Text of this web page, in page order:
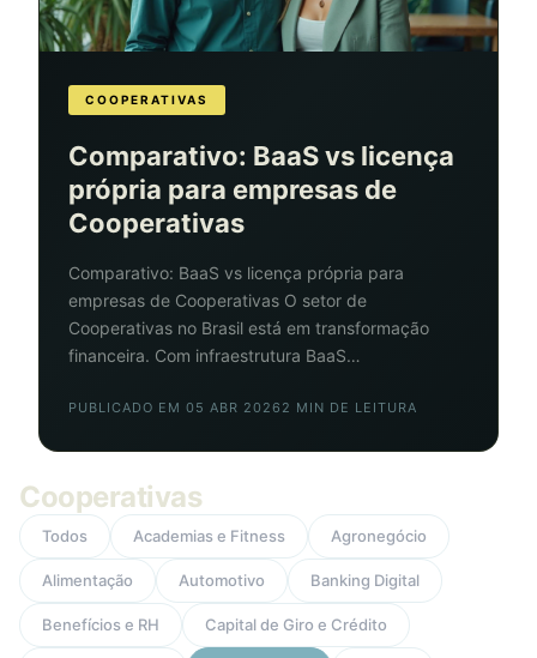
COOPERATIVAS
Comparativo: BaaS vs licença
própria para empresas de
Cooperativas
Comparativo: BaaS vs licença própria para
empresas de Cooperativas O setor de
Cooperativas no Brasil está em transformação
financeira. Com infraestrutura BaaS…
PUBLICADO EM 05 ABR 2026 2 MIN DE LEITURA
Cooperativas
Todos Academias e Fitness Agronegócio
Alimentação Automotivo Banking Digital
Benefícios e RH Capital de Giro e Crédito